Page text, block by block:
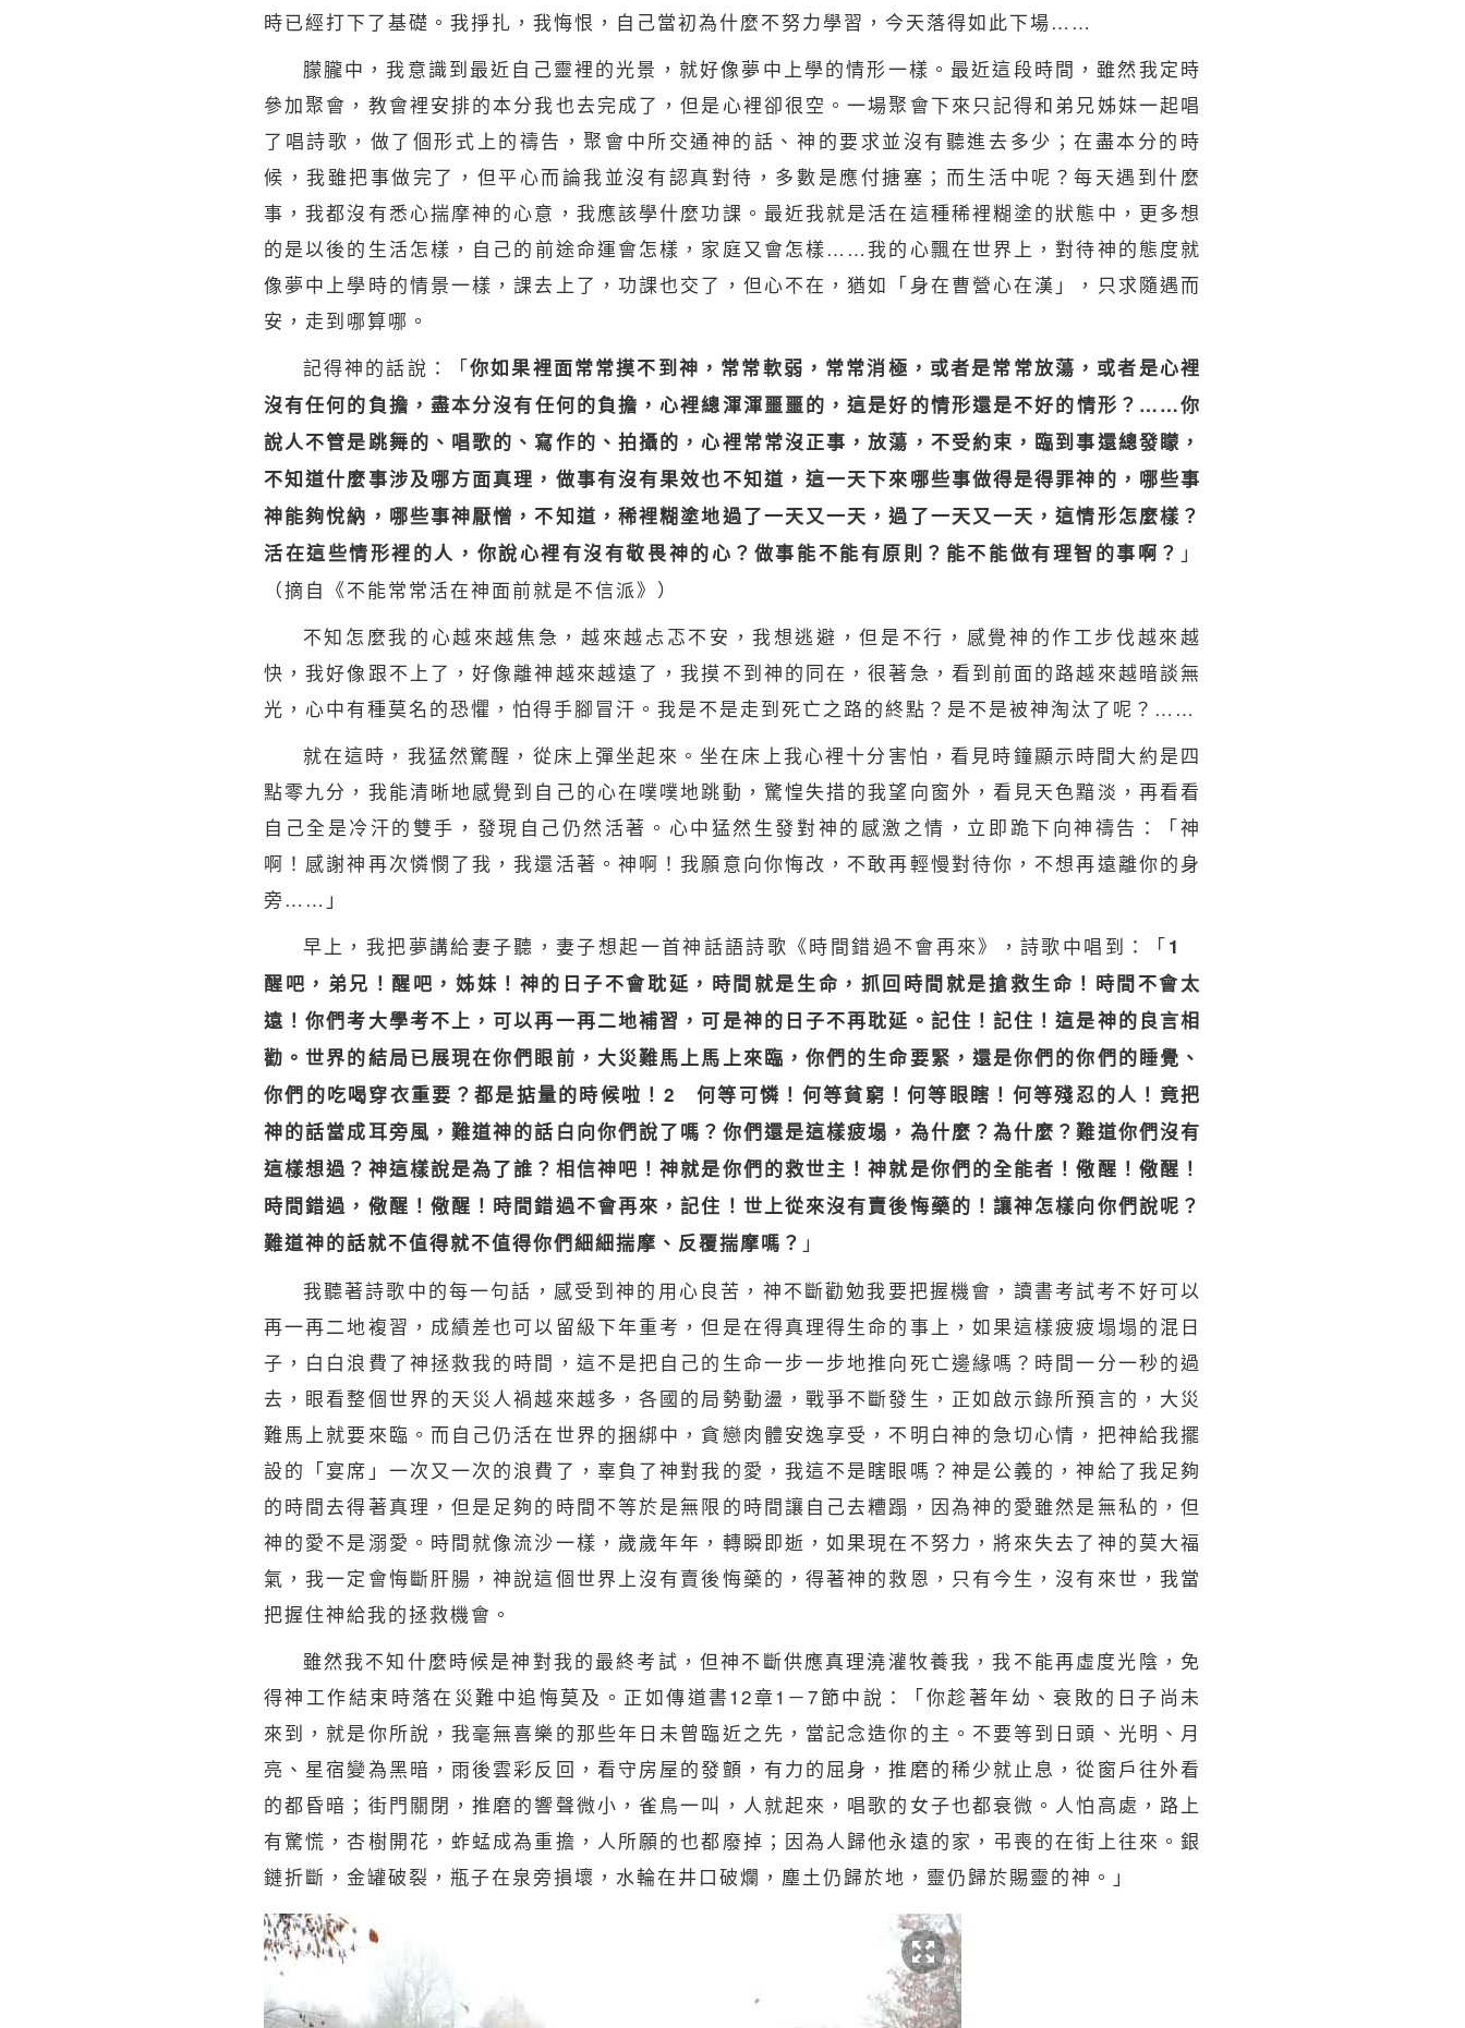
時已經打下了基礎。我掙扎，我悔恨，自己當初為什麼不努力學習，今天落得如此下場……
朦朧中，我意識到最近自己靈裡的光景，就好像夢中上學的情形一樣。最近這段時間，雖然我定時
參加聚會，教會裡安排的本分我也去完成了，但是心裡卻很空。一場聚會下來只記得和弟兄姊妹一起唱
了唱詩歌，做了個形式上的禱告 ，聚會中所交通神的話、神的要求並沒有聽進去多少；在盡本分的時
候，我雖把事做完了，但平心而論我並沒有認真對待，多數是應付搪塞；而生活中呢？每天遇到什麼
事，我都沒有悉心揣摩神的心意，我應該學什麼功課。最近我就是活在這種稀裡糊塗的狀態中，更多想
的是以後的生活怎樣，自己的前途命運會怎樣， 家庭又會怎樣……我的心飄在世界上，對待神的態度就
像夢中上學時的情景一樣，課去上了，功課也交了，但心不在，猶如「身在曹營心在漢」，只求隨遇而
安，走到哪算哪。
記得神的話說：「你如果裡面常常摸不到神，常常軟弱，常常消極，或者是常常放蕩，或者是心裡
沒有任何的負擔，盡本分沒有任何的負擔，心裡總渾渾噩噩的，這是好的情形還是不好的情形？……你
說人不管是跳舞的、唱歌的、寫作的、拍攝的，心裡常常沒正事，放蕩，不受約束，臨到事還總發矇，
不知道什麼事涉及哪方面真理 ，做事有沒有果效也不知道，這一天下來哪些事做得是得罪神的，哪些事
神能夠悅納，哪些事神厭憎，不知道，稀裡糊塗地過了一天又一天，過了一天又一天，這情形怎麼樣？
活在這些情形裡的人，你說心裡有沒有敬畏神的心？做事能不能有原則？能不能做有理智的事啊？ 」
（摘自《不能常常活在神面前就是不信派》）
不知怎麼我的心越來越焦急，越來越忐忑不安，我想逃避，但是不行，感覺神的作工步伐越來越
快，我好像跟不上了，好像離神越來越遠了，我摸不到神的同在，很著急，看到前面的路越來越暗談無
光，心中有種莫名的恐懼，怕得手腳冒汗。我是不是走到死亡之路的終點？是不是被神淘汰了呢？……
就在這時，我猛然驚醒，從床上彈坐起來。坐在床上我心裡十分害怕，看見時鐘顯示時間大約是四
點零九分，我能清晰地感覺到自己的心在噗噗地跳動，驚惶失措的我望向窗外，看見天色黯淡，再看看
自己全是冷汗的雙手，發現自己仍然活著。心中猛然生發對神的感激之情，立即跪下向神禱告 ：「神
啊！感謝神再次憐憫了我，我還活著。神啊！我願意向你悔改，不敢再輕慢對待你，不想再遠離你的身
旁……」
早上，我把夢講給妻子聽，妻子想起一首神話語詩歌《時間錯過不會再來》，詩歌中唱到：「1
醒吧，弟兄！醒吧，姊妹！神的日子不會耽延，時間就是生命 ，抓回時間就是搶救生命！時間不會太
遠！你們考大學考不上，可以再一再二地補習，可是神的日子不再耽延。記住！記住！這是神的良言相
勸。世界的結局已展現在你們眼前，大災難馬上馬上來臨，你們的生命要緊，還是你們的你們的睡覺、
你們的吃喝穿衣重要？都是掂量的時候啦！2 何等可憐！何等貧窮！何等眼瞎！何等殘忍的人！竟把
神的話當成耳旁風，難道神的話白向你們說了嗎？你們還是這樣疲塌，為什麼？為什麼？難道你們沒有
這樣想過？神這樣說是為了誰？相信神吧！神就是你們的救世主！神就是你們的全能者！儆醒！儆醒！
時間錯過，儆醒！儆醒！時間錯過不會再來，記住！世上從來沒有賣後悔藥的！讓神怎樣向你們說呢？
難道神的話就不值得就不值得你們細細揣摩、反覆揣摩嗎？ 」
我聽著詩歌中的每一句話，感受到神的用心良苦，神不斷勸勉我要把握機會，讀書考試考不好可以
再一再二地複習，成績差也可以留級下年重考，但是在得真理得生命的事上，如果這樣疲疲塌塌的混日
子，白白浪費了神拯救我的時間，這不是把自己的生命一步一步地推向死亡邊緣嗎？時間一分一秒的過
去，眼看整個世界的天災人禍越來越多，各國的局勢動盪，戰爭不斷發生，正如啟示錄所預言的，大災
難馬上就要來臨。而自己仍活在世界的捆綁中，貪戀肉體安逸享受，不明白神的急切心情，把神給我擺
設的「宴席」一次又一次的浪費了，辜負了神對我的愛，我這不是瞎眼嗎？神是公義的，神給了我足夠
的時間去得著真理，但是足夠的時間不等於是無限的時間讓自己去糟蹋，因為神的愛雖然是無私的，但
神的愛不是溺愛。時間就像流沙一樣，歲歲年年，轉瞬即逝，如果現在不努力，將來失去了神的莫大福
氣，我一定會悔斷肝腸，神說這個世界上沒有賣後悔藥的，得著神的救恩，只有今生，沒有來世，我當
把握住神給我的拯救機會。
雖然我不知什麼時候是神對我的最終考試，但神不斷供應真理澆灌牧養我，我不能再虛度光陰，免
得神工作結束時落在災難中追悔莫及。正如傳道書12章1－7節中說：「你趁著年幼、衰敗的日子尚未
來到，就是你所說，我毫無喜樂的那些年日未曾臨近之先，當記念造你的主。不要等到日頭、光明、月
亮、星宿變為黑暗，雨後雲彩反回，看守房屋的發顫，有力的屈身，推磨的稀少就止息，從窗戶往外看
的都昏暗；街門關閉，推磨的響聲微小，雀鳥一叫，人就起來，唱歌的女子也都衰微。人怕高處，路上
有驚慌，杏樹開花，蚱蜢成為重擔，人所願的也都廢掉；因為人歸他永遠的家，弔喪的在街上往來。銀
鏈折斷，金罐破裂，瓶子在泉旁損壞，水輪在井口破爛，塵土仍歸於地，靈仍歸於賜靈的神。」